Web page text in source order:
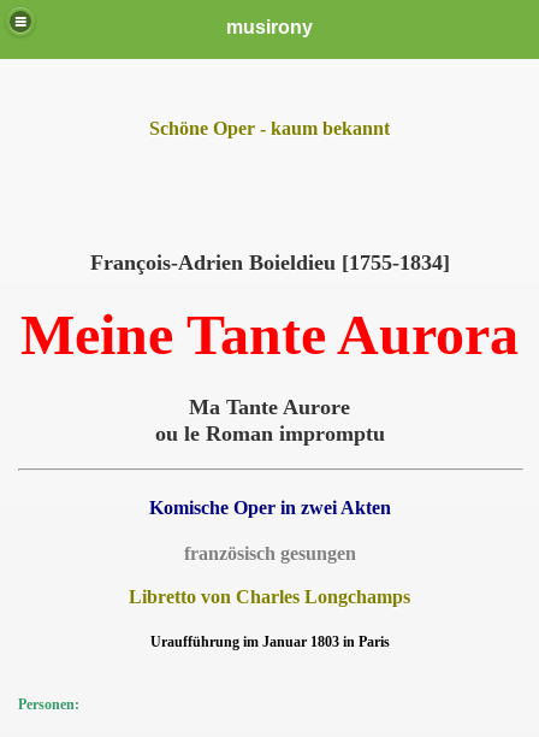
musirony
Schöne Oper - kaum bekannt
François-Adrien Boieldieu [1755-1834]
Meine Tante Aurora
Ma Tante Aurore
ou le Roman impromptu
Komische Oper in zwei Akten
französisch gesungen
Libretto von Charles Longchamps
Uraufführung im Januar 1803 in Paris
Personen: